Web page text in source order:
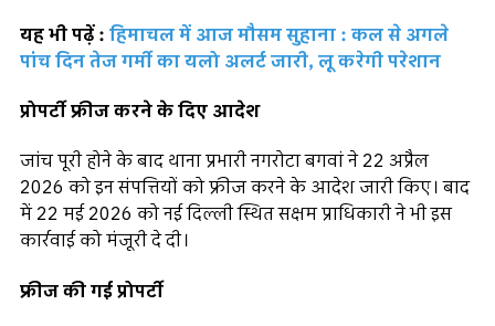
यह भी पढ़ें : हिमाचल में आज मौसम सुहाना : कल से अगले
पांच दिन तेज गर्मी का यलो अलर्ट जारी, लू करेगी परेशान
प्रोपर्टी फ्रीज करने के दिए आदेश
जांच पूरी होने के बाद थाना प्रभारी नगरोटा बगवां ने 22 अप्रैल
2026 को इन संपत्तियों को फ्रीज करने के आदेश जारी किए। बाद
में 22 मई 2026 को नई दिल्ली स्थित सक्षम प्राधिकारी ने भी इस
कार्रवाई को मंजूरी दे दी।
फ्रीज की गई प्रोपर्टी